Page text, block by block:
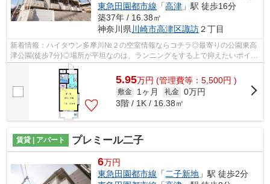
東急田園都市線 「高津 」駅 徒歩16分
築37年 / 16.38㎡
神奈川県 川崎市高津区諏訪２丁目
新着情報：ハイタウン多摩川№２の空室情報ならコチラ◎最寄りの公園東高
津公園(徒歩7分)◎場所が平坦なのは、ランニングをする上で抑えたいポイン
トですね◎こちらの物件はマンションです...
5.95万円 (管理費等：5,500円 )
敷金 1ヶ月 礼金 0万円
3階 / 1K / 16.38㎡
賃貸 | アパート プレミール二子
6万円
東急田園都市線 「二子新地 」駅 徒歩2分